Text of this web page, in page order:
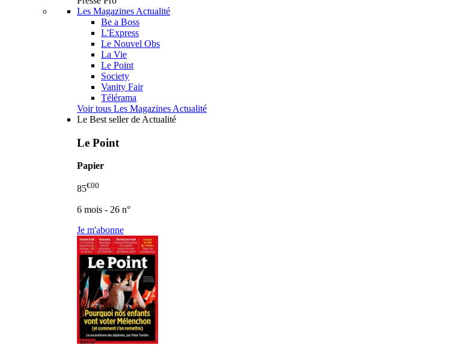
Les Magazines Actualité
Be a Boss
L'Express
Le Nouvel Obs
La Vie
Le Point
Society
Vanity Fair
Télérama
Voir tous Les Magazines Actualité
Le Best seller de Actualité
Le Point
Papier
85€00
6 mois - 26 n°
Je m'abonne